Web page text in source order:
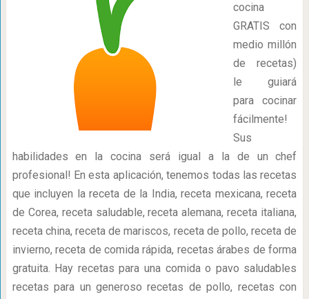
cocina
GRATIS con
medio millón
de recetas)
le guiará
para cocinar
fácilmente!
Sus
habilidades en la cocina será igual a la de un chef
profesional! En esta aplicación, tenemos todas las recetas
que incluyen la receta de la India, receta mexicana, receta
de Corea, receta saludable, receta alemana, receta italiana,
receta china, receta de mariscos, receta de pollo, receta de
invierno, receta de comida rápida, recetas árabes de forma
gratuita. Hay recetas para una comida o pavo saludables
recetas para un generoso recetas de pollo, recetas con